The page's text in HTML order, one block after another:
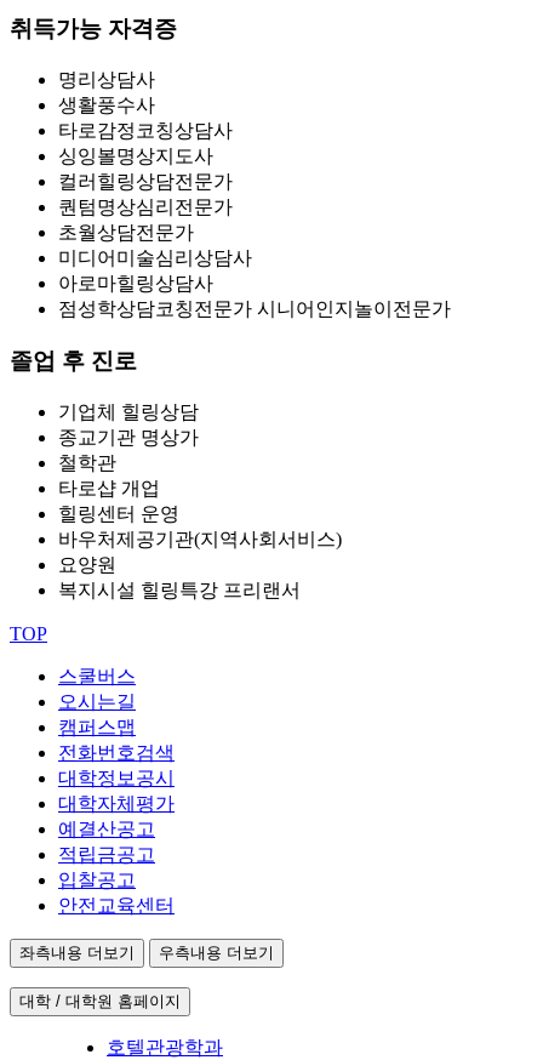
취득가능 자격증
명리상담사
생활풍수사
타로감정코칭상담사
싱잉볼명상지도사
컬러힐링상담전문가
퀀텀명상심리전문가
초월상담전문가
미디어미술심리상담사
아로마힐링상담사
점성학상담코칭전문가 시니어인지놀이전문가
졸업 후 진로
기업체 힐링상담
종교기관 명상가
철학관
타로샵 개업
힐링센터 운영
바우처제공기관(지역사회서비스)
요양원
복지시설 힐링특강 프리랜서
TOP
스쿨버스
오시는길
캠퍼스맵
전화번호검색
대학정보공시
대학자체평가
예결산공고
적립금공고
입찰공고
안전교육센터
좌측내용 더보기 우측내용 더보기
대학 / 대학원 홈페이지
호텔관광학과